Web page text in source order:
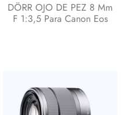
DÖRR OJO DE PEZ 8 Mm
F 1:3,5 Para Canon Eos